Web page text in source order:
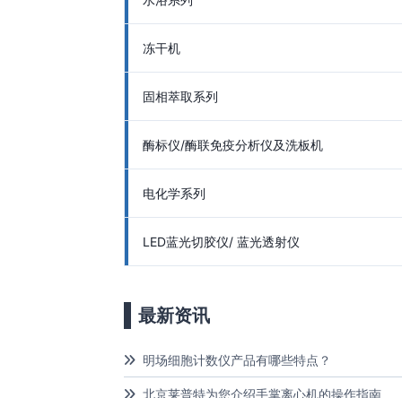
冻干机
固相萃取系列
酶标仪/酶联免疫分析仪及洗板机
电化学系列
LED蓝光切胶仪/ 蓝光透射仪
最新资讯
明场细胞计数仪产品有哪些特点？
北京莱普特为您介绍手掌离心机的操作指南